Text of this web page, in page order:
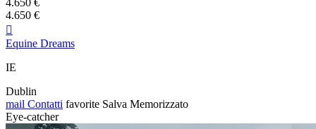
4.650 €

Equine Dreams
IE
Dublin
mail Contatti favorite Salva Memorizzato
Eye-catcher